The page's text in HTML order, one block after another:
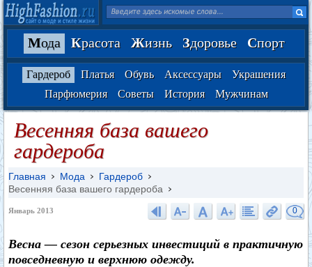
Мода Красота Жизнь Здоровье Спорт
Гардероб Платья Обувь Аксессуары
Украшения
Парфюмерия
Советы История Мужчинам
Весенняя база вашего
гардероба
Главная Мода
Гардероб
Весенняя база вашего гардероба
Январь 2013 0
Весна — сезон серьезных инвестиций в практичную
повседневную и верхнюю одежду.